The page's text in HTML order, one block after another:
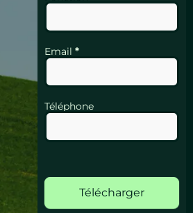
Email *
Téléphone
Télécharger